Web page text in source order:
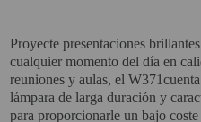
PROYECTOR DE TIRO
ULTRA CORTO
PROYECTOR PARA
Proyecte presentaciones
cualquier momento del día en
reuniones y aulas, el
lámpara de larga duración y
para proporcionarle un bajo